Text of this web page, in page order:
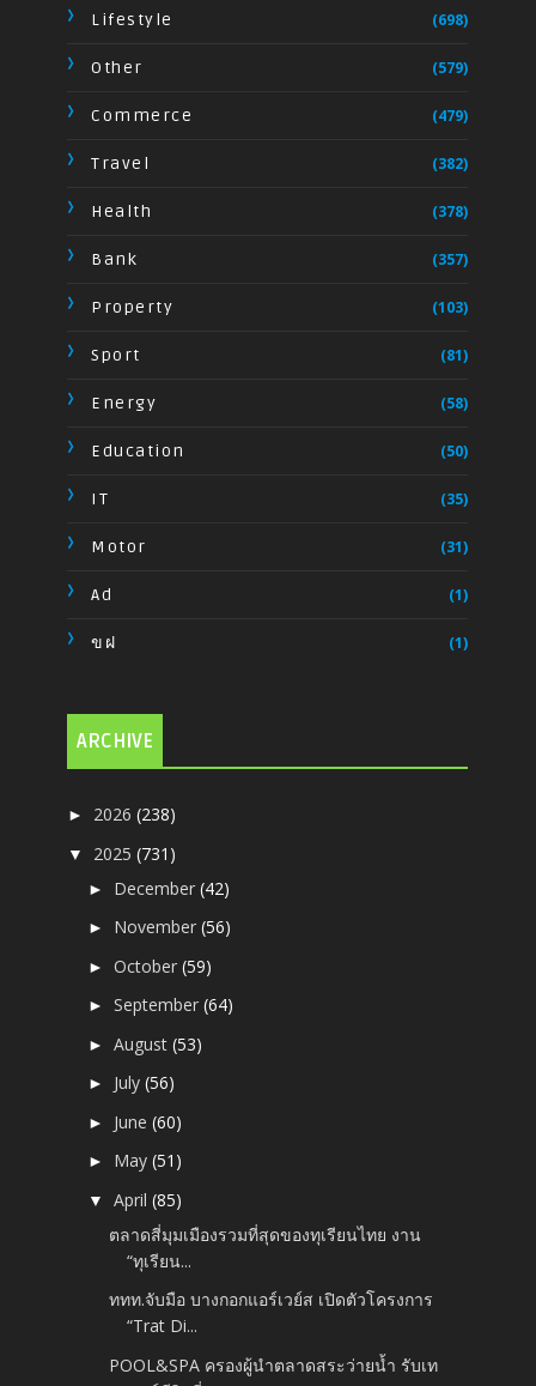
Lifestyle (698)
Other (579)
Commerce (479)
Travel (382)
Health (378)
Bank (357)
Property (103)
Sport (81)
Energy (58)
Education (50)
IT (35)
Motor (31)
Ad (1)
ขฝ (1)
ARCHIVE
► 2026(238)
▼ 2025(731)
► December(42)
► November(56)
►October(59)
►September(64)
►August(53)
► July(56)
► June(60)
► May(51)
▼April(85)
ตลาดสี่มุมเมืองรวมที่สุดของทุเรียนไทย งาน
“ทุเรียน...
ททท.จับมือ บางกอกแอร์เวย์ส เปิดตัวโครงการ
“Trat Di...
POOL&SPA ครองผู้นำตลาดสระว่ายน้ำ รับเท